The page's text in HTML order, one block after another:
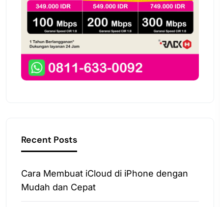
Recent Posts
Cara Membuat iCloud di iPhone dengan
Mudah dan Cepat